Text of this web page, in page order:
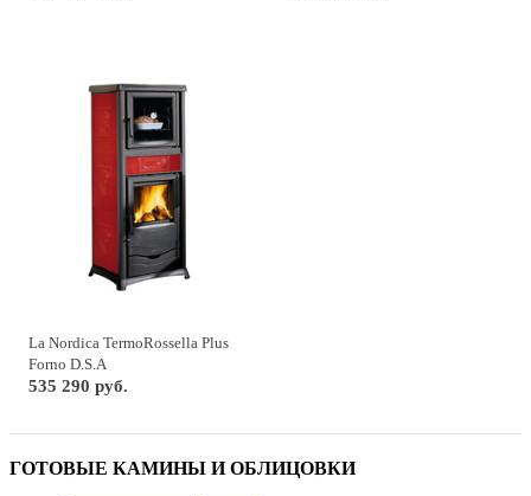
La Nordica TermoRossella Plus
Forno D.S.A
535 290 руб.
ГОТОВЫЕ КАМИНЫ И ОБЛИЦОВКИ